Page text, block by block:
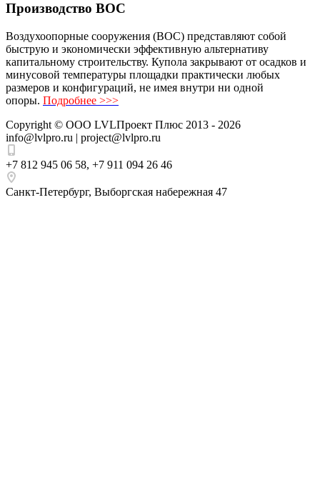
Производство ВОС
Воздухоопорные сооружения (ВОС) представляют собой
быструю и экономически эффективную альтернативу
капитальному строительству. Купола закрывают от осадков и
минусовой температуры площадки практически любых
размеров и конфигураций, не имея внутри ни одной
опоры. Подробнее >>>
Copyright © ООО LVLПроект Плюс 2013 - 2026
info@lvlpro.ru | project@lvlpro.ru
+7 812 945 06 58, +7 911 094 26 46
Санкт-Петербург, Выборгская набережная 47